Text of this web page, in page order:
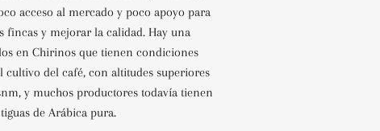
acceso al mercado y poco apoyo para
fincas y mejorar la calidad. Hay una
en Chirinos que tienen condiciones
cultivo del café, con altitudes superiores
y muchos productores todavía tienen
de Arábica pura.